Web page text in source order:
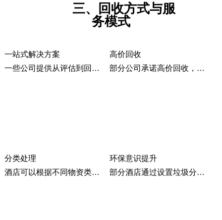
三、回收方式与服
务模式
一站式解决方案
一些公司提供从评估到回收的一站式服务。例如，深圳市大众再生资源回收有限公司提供免费上门估价和回收服务，确保客户省心省力。
高价回收
部分公司承诺高价回收，吸引客户将闲置设备出售。例如，昆明的二手物资回收平台提供高价回收服务。
分类处理
酒店可以根据不同物资类别进行分类处理。例如，北京鸿發物资商贸公司针对不同物资提供专业分类回收服务。
环保意识提升
部分酒店通过设置垃圾分类容器和培训清洁人员，提高员工的环保意识。